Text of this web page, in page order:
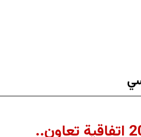
أكثر من 20 اتفاقية تعاون..